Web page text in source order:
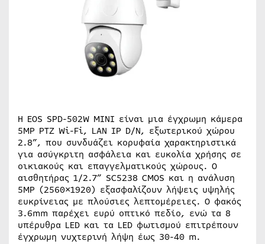
Η EOS SPD-502W MINI είναι μια έγχρωμη κάμερα
5MP PTZ Wi-Fi, LAN IP D/N, εξωτερικού χώρου
2.8”, που συνδυάζει κορυφαία χαρακτηριστικά
για ασύγκριτη ασφάλεια και ευκολία χρήσης σε
οικιακούς και επαγγελματικούς χώρους. Ο
αισθητήρας 1/2.7” SC5238 CMOS και η ανάλυση
5MP (2560×1920) εξασφαλίζουν λήψεις υψηλής
ευκρίνειας με πλούσιες λεπτομέρειες. Ο φακός
3.6mm παρέχει ευρύ οπτικό πεδίο, ενώ τα 8
υπέρυθρα LED και τα LED φωτισμού επιτρέπουν
έγχρωμη νυχτερινή λήψη έως 30-40 m.